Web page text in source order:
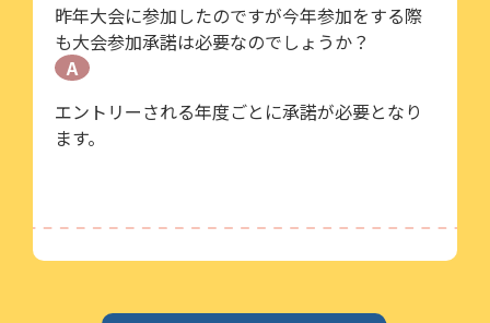
昨年大会に参加したのですが今年参加をする際
も大会参加承諾は必要なのでしょうか？
A
エントリーされる年度ごとに承諾が必要となり
ます。